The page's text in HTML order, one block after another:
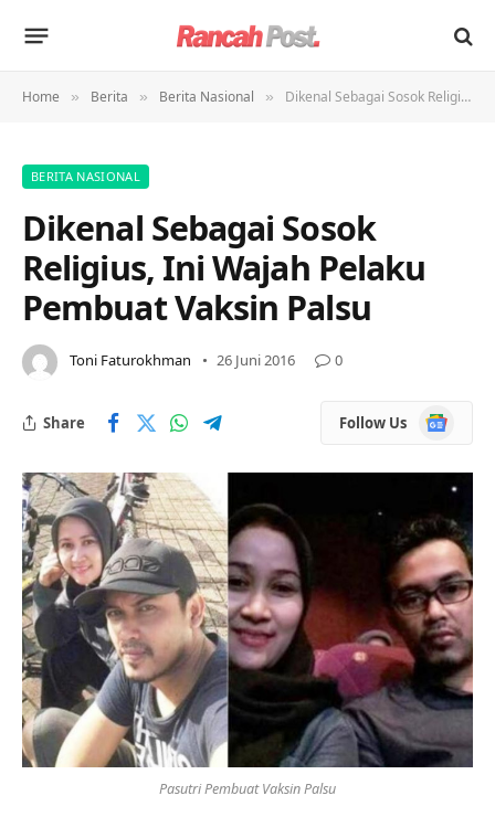
Home » Berita » Berita Nasional » Dikenal Sebagai Sosok Religius, Ini Wajah Pelaku Pembuat Vaksin Palsu
BERITA NASIONAL
Dikenal Sebagai Sosok
Religius, Ini Wajah Pelaku
Pembuat Vaksin Palsu
Toni Faturokhman 26 Juni 2016 0
Share Follow Us
Google
News
Pasutri Pembuat Vaksin Palsu